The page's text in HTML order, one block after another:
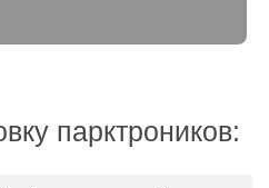
парктроников: